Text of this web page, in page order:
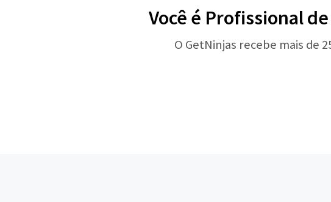
Você é Profissional
O GetNinjas recebe mais de